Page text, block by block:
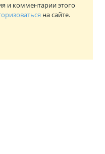
и комментарии этого
на сайте.